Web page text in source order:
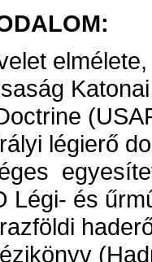
légierő
Légi- és